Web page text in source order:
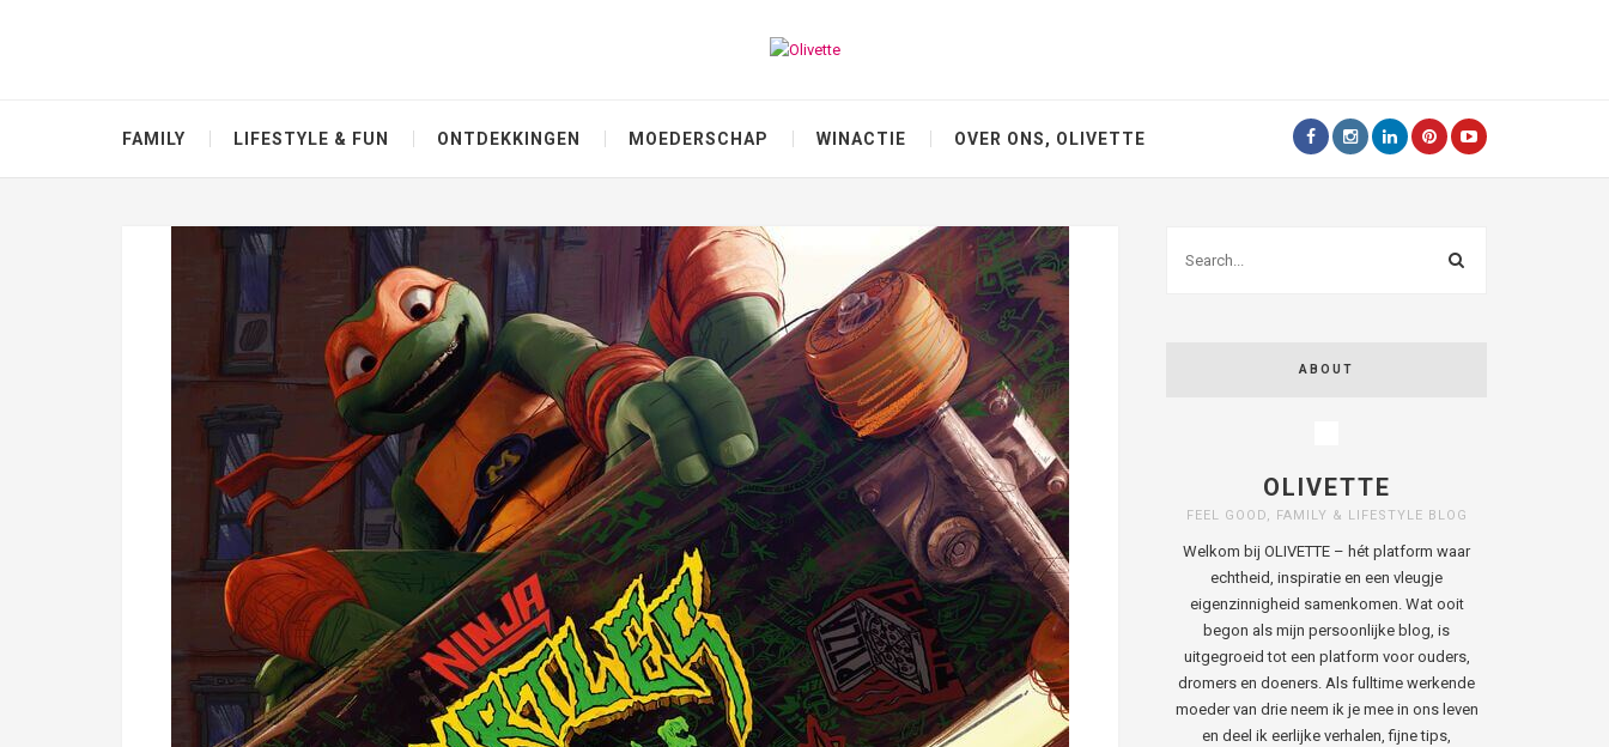
FAMILY LIFESTYLE & FUN ONTDEKKINGEN MOEDERSCHAP WINACTIE OVER ONS, OLIVETTE
ABOUT
OLIVETTE
FEEL GOOD, FAMILY & LIFESTYLE BLOG
Welkom bij OLIVETTE – hét platform waar
echtheid, inspiratie en een vleugje
eigenzinnigheid samenkomen. Wat ooit
begon als mijn persoonlijke blog, is
uitgegroeid tot een platform voor ouders,
dromers en doeners. Als fulltime werkende
moeder van drie neem ik je mee in ons leven
en deel ik eerlijke verhalen, fijne tips,